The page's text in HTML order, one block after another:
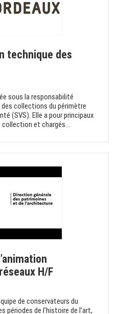
technique des
sous la responsabilité
des collections du périmètre
(SVS). Elle a pour principaux
et chargés...
H/F
de conservateurs du
de l’histoire de l’art,